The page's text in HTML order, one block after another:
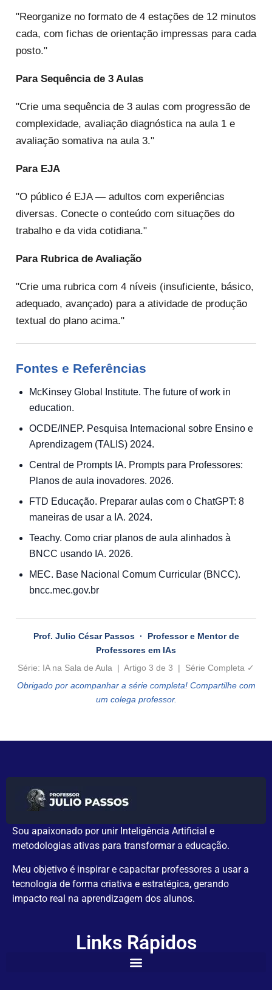
"Reorganize no formato de 4 estações de 12 minutos
cada, com fichas de orientação impressas para cada
posto."
Para Sequência de 3 Aulas
"Crie uma sequência de 3 aulas com progressão de
complexidade, avaliação diagnóstica na aula 1 e
avaliação somativa na aula 3."
Para EJA
"O público é EJA — adultos com experiências
diversas. Conecte o conteúdo com situações do
trabalho e da vida cotidiana."
Para Rubrica de Avaliação
"Crie uma rubrica com 4 níveis (insuficiente, básico,
adequado, avançado) para a atividade de produção
textual do plano acima."
Fontes e Referências
McKinsey Global Institute. The future of work in
education.
OCDE/INEP. Pesquisa Internacional sobre Ensino e
Aprendizagem (TALIS) 2024.
Central de Prompts IA. Prompts para Professores:
Planos de aula inovadores. 2026.
FTD Educação. Preparar aulas com o ChatGPT: 8
maneiras de usar a IA. 2024.
Teachy. Como criar planos de aula alinhados à
BNCC usando IA. 2026.
MEC. Base Nacional Comum Curricular (BNCC).
bncc.mec.gov.br
Prof. Julio César Passos · Professor e Mentor de
Professores em IAs
Série: IA na Sala de Aula | Artigo 3 de 3 | Série Completa ✓
Obrigado por acompanhar a série completa! Compartilhe com
um colega professor.
Sou apaixonado por unir Inteligência Artificial e
metodologias ativas para transformar a educação.
Meu objetivo é inspirar e capacitar professores a usar a
tecnologia de forma criativa e estratégica, gerando
impacto real na aprendizagem dos alunos.
Links Rápidos